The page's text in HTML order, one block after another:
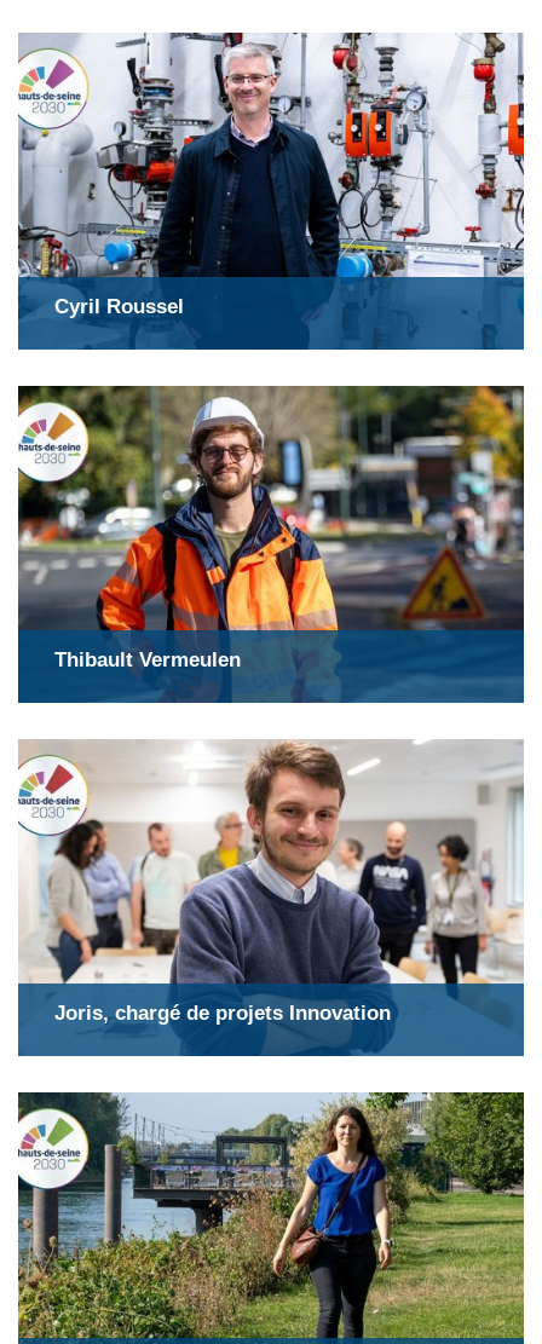
Cyril Roussel
Thibault Vermeulen
Joris, chargé de projets Innovation